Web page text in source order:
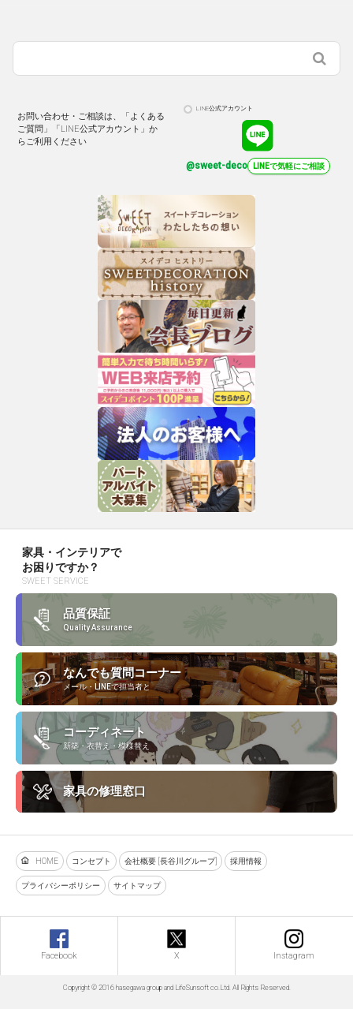
お問い合わせ・ご相談は、「よくある
ご質問」「LINE公式アカウント」か
らご利用ください
LINE公式アカウント
@sweet-deco LINEで気軽にご相談
家具・インテリアで
お困りですか？
SWEET SERVICE
品質保証
Quality Assurance
なんでも質問コーナー
メール・LINEで担当者と
コーディネート
新築・衣替え・模様替え
家具の修理窓口
HOME コンセプト 会社概要 [長谷川グループ] 採用情報
プライバシーポリシー サイトマップ
Facebook X Instagram
Copyright © 2016 hasegawa group and LifeSunsoft co.Ltd. All Rights Reserved.